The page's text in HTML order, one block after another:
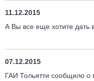
11.12.2015
А Вы все еще хотите дать
07.12.2015
ГАИ Тольятти сообщило